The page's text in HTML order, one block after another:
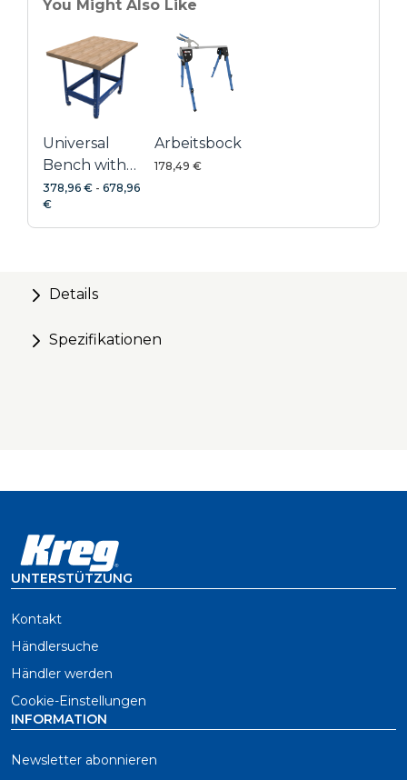
Schützende Oberflächenbeschichtung
You Might Also Like
Universal
Bench with
Hardwood
Top
378,96 € - 678,96
€
Arbeitsbock
178,49 €
Details
Spezifikationen
UNTERSTÜTZUNG
Kontakt
Händlersuche
Händler werden
Cookie-Einstellungen
INFORMATION
Newsletter abonnieren